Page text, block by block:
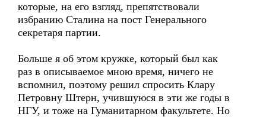
которые, на его взгляд, препятствовали
избранию Сталина на пост Генерального
секретаря партии.
Больше я об этом кружке, который был как
раз в описываемое мною время, ничего не
вспомнил, поэтому решил спросить Клару
Петровну Штерн, учившуюся в эти же годы в
НГУ, и тоже на Гуманитарном факультете. Но